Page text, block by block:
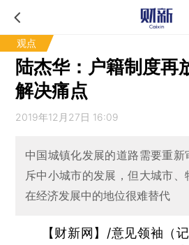
观点
陆杰华：户籍制度再
解决痛点
2019年12月27日 16:09
中国城镇化发展的道路需要重
斥中小城市的发展，但大城市
在经济发展中的地位很难替代
【财新网】/意见领袖（